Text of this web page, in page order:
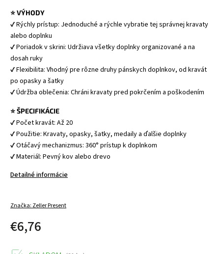
⭐ VÝHODY
✔ Rýchly prístup: Jednoduché a rýchle vybratie tej správnej kravaty
alebo doplnku
✔ Poriadok v skrini: Udržiava všetky doplnky organizované a na
dosah ruky
✔ Flexibilita: Vhodný pre rôzne druhy pánskych doplnkov, od kravát
po opasky a šatky
✔ Údržba oblečenia: Chráni kravaty pred pokrčením a poškodením
⭐ ŠPECIFIKÁCIE
✔ Počet kravát: Až 20
✔ Použitie: Kravaty, opasky, šatky, medaily a ďalšie doplnky
✔ Otáčavý mechanizmus: 360° prístup k doplnkom
✔ Materiál: Pevný kov alebo drevo
Detailné informácie
Značka: Zeller Present
€6,76